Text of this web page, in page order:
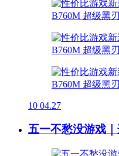
10 04.27
五一不愁没游戏